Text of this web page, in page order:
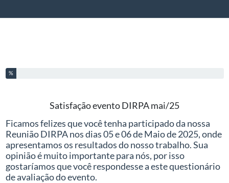
Você completou % deste questionário
%
Satisfação evento DIRPA mai/25
Ficamos felizes que você tenha participado da nossa
Reunião DIRPA nos dias 05 e 06 de Maio de 2025, onde
apresentamos os resultados do nosso trabalho. Sua
opinião é muito importante para nós, por isso
gostaríamos que você respondesse a este questionário
de avaliação do evento.